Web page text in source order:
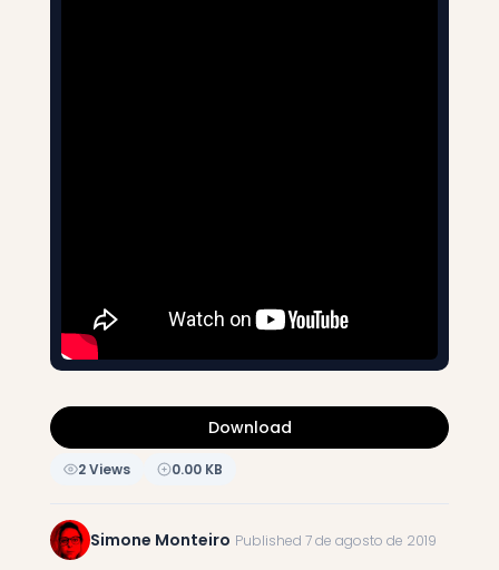
2 Views 0.00 KB
Download
Simone Monteiro Published 7 de agosto de 2019